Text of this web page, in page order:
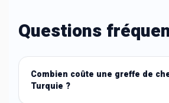
Questions
Combien coûte une greffe de
Turquie ?